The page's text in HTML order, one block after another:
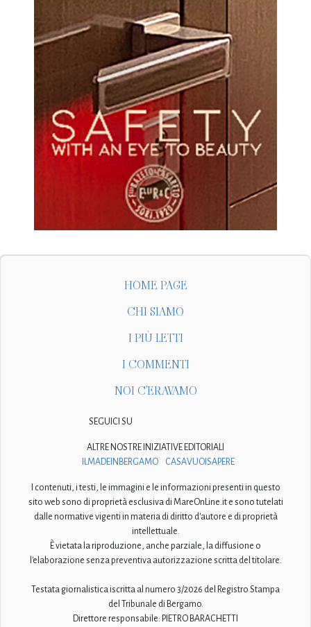
HOME PAGE
CHI SIAMO
I PIÙ LETTI
I COMMENTI
NOI C'ERAVAMO
SEGUICI SU
ALTRE NOSTRE INIZIATIVE EDITORIALI
ILMADEINBERGAMO
CASAVUOISAPERE
I contenuti, i testi, le immagini e le informazioni presenti in questo
sito web sono di proprietà esclusiva di MareOnLine.it e sono tutelati
dalle normative vigenti in materia di diritto d'autore e di proprietà
intellettuale.
È vietata la riproduzione, anche parziale, la diffusione o
l'elaborazione senza preventiva autorizzazione scritta del titolare.
Testata giornalistica iscritta al numero 3/2026 del Registro Stampa
del Tribunale di Bergamo.
Direttore responsabile: PIETRO BARACHETTI